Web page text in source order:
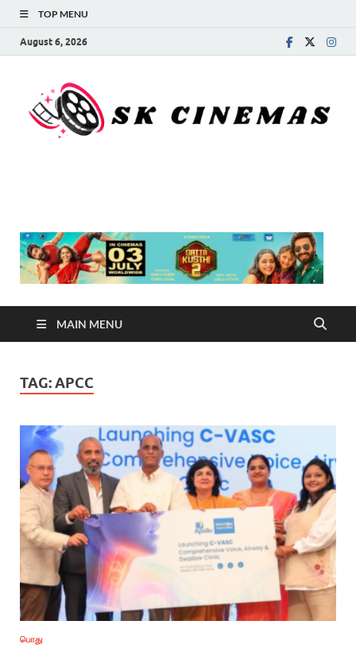
TOP MENU
August 6, 2026
MAIN MENU
TAG:APCC
பொது